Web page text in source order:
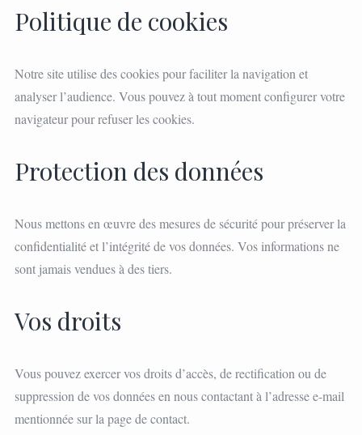
Politique de cookies
Notre site utilise des cookies pour faciliter la navigation et
analyser l’audience. Vous pouvez à tout moment configurer votre
navigateur pour refuser les cookies.
Protection des données
Nous mettons en œuvre des mesures de sécurité pour préserver la
confidentialité et l’intégrité de vos données. Vos informations ne
sont jamais vendues à des tiers.
Vos droits
Vous pouvez exercer vos droits d’accès, de rectification ou de
suppression de vos données en nous contactant à l’adresse e-mail
mentionnée sur la page de contact.